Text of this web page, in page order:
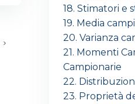
18. Stimatori e
19. Media
20. Varianza
21. Momenti
Campionarie
22.
23. Proprietà